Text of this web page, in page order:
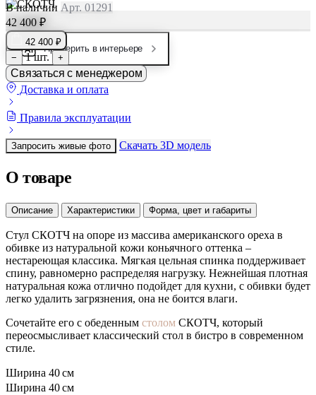
Примерить в интерьере
В наличии Арт. 01291
42 400 ₽
42 400 ₽
−
1 шт. +
Связаться с менеджером
Доставка и оплата
Правила эксплуатации
Запросить живые фото Скачать 3D модель
О товаре
Описание Характеристики Форма, цвет и габариты
Стул СКОТЧ на опоре из массива американского ореха в
обивке из натуральной кожи коньячного оттенка –
нестареющая классика. Мягкая цельная спинка поддерживает
спину, равномерно распределяя нагрузку. Нежнейшая плотная
натуральная кожа отлично подойдет для кухни, с обивки будет
легко удалить загрязнения, она не боится влаги.
Сочетайте его с обеденным столом СКОТЧ, который
переосмысливает классический стол в бистро в современном
стиле.
Ширина 40 см
Ширина 40 см